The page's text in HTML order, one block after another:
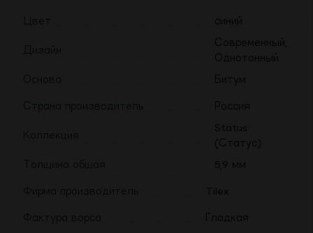
синий
Современный,
Однотонный
Битум
Россия
Status
(Статус)
5,9 мм
Tilex
Гладкая